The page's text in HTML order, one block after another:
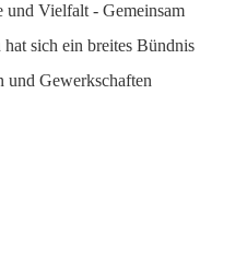
und Vielfalt - Gemeinsam
sich ein breites Bündnis
und Gewerkschaften